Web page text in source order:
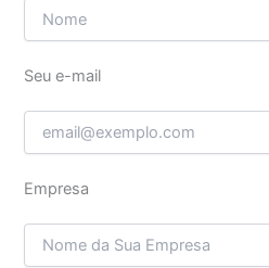
Seu e-mail
Empresa